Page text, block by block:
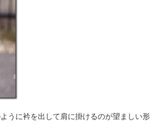
うに衿を出して肩に掛けるのが望ましい形